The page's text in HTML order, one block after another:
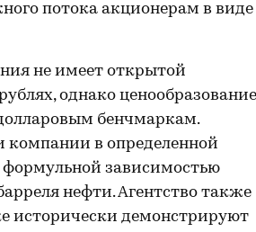
потока акционерам в виде
не имеет открытой
однако ценообразование
бенчмаркам.
компании в определенной
зависимостью
нефти. Агентство также
исторически демонстрируют